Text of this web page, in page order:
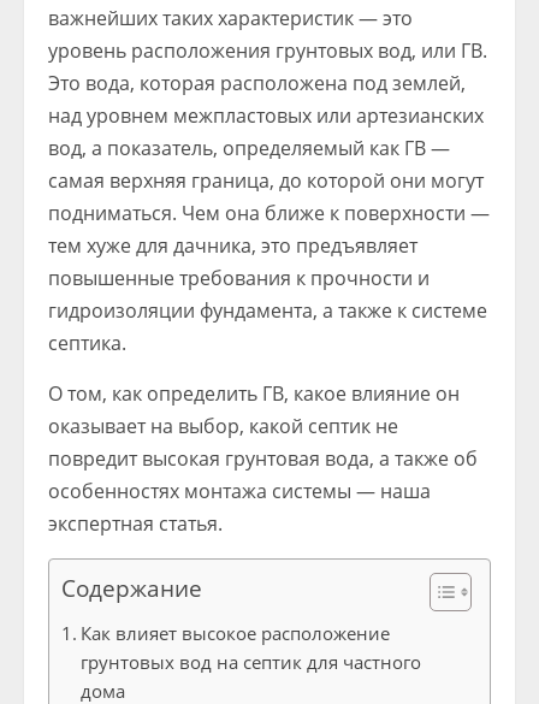
важнейших таких характеристик — это
уровень расположения грунтовых вод, или ГВ.
Это вода, которая расположена под землей,
над уровнем межпластовых или артезианских
вод, а показатель, определяемый как ГВ —
самая верхняя граница, до которой они могут
подниматься. Чем она ближе к поверхности —
тем хуже для дачника, это предъявляет
повышенные требования к прочности и
гидроизоляции фундамента, а также к системе
септика.
О том, как определить ГВ, какое влияние он
оказывает на выбор, какой септик не
повредит высокая грунтовая вода, а также об
особенностях монтажа системы — наша
экспертная статья.
Содержание
Как влияет высокое расположение
грунтовых вод на септик для частного
дома